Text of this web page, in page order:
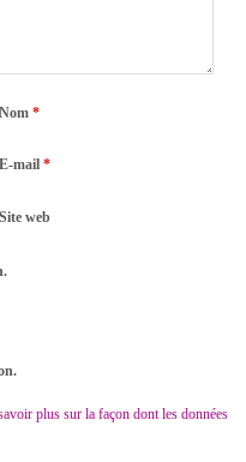
Nom*
E-mail*
Site web
plus sur la façon dont les données